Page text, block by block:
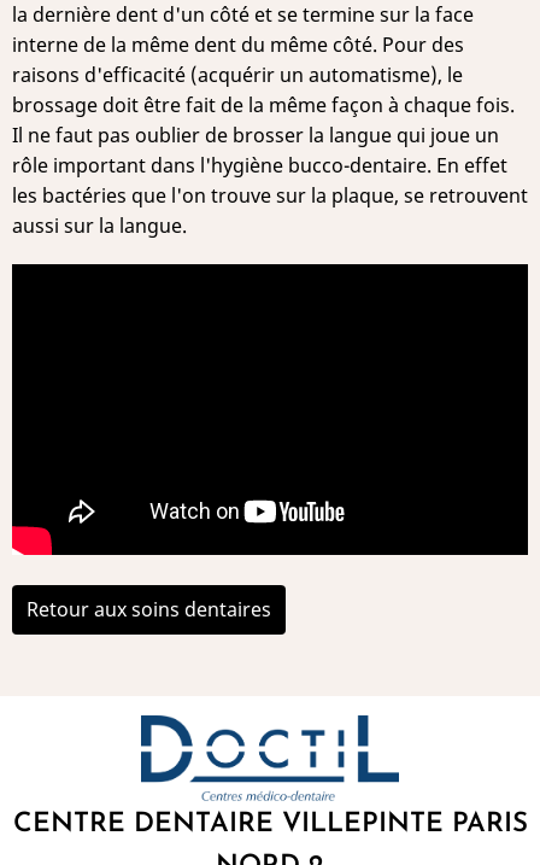
la dernière dent d'un côté et se termine sur la face
interne de la même dent du même côté. Pour des
raisons d'efficacité (acquérir un automatisme), le
brossage doit être fait de la même façon à chaque fois.
Il ne faut pas oublier de brosser la langue qui joue un
rôle important dans l'hygiène bucco-dentaire. En effet
les bactéries que l'on trouve sur la plaque, se retrouvent
aussi sur la langue.
Retour aux soins dentaires
CENTRE DENTAIRE VILLEPINTE PARIS